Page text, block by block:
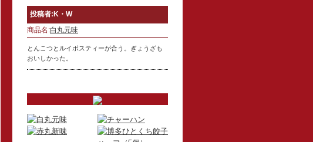
投稿者:K・W
商品名:白丸元味
とんこつとルイボスティーが合う。ぎょうざも
おいしかった。